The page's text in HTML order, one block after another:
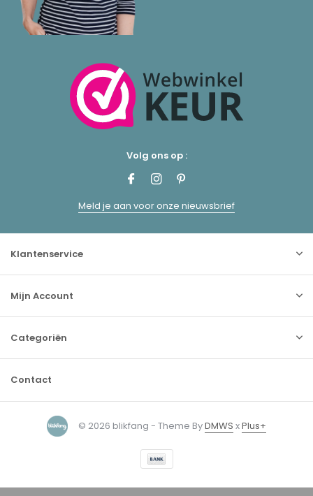
Volg ons op :
Meld je aan voor onze nieuwsbrief
Klantenservice
Mijn Account
Categoriën
Contact
© 2026 blikfang - Theme ByDMWS xPlus+